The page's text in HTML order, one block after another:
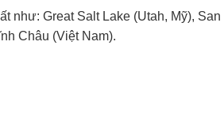
như: Great Salt Lake (Utah, Mỹ), San
Châu (Việt Nam).